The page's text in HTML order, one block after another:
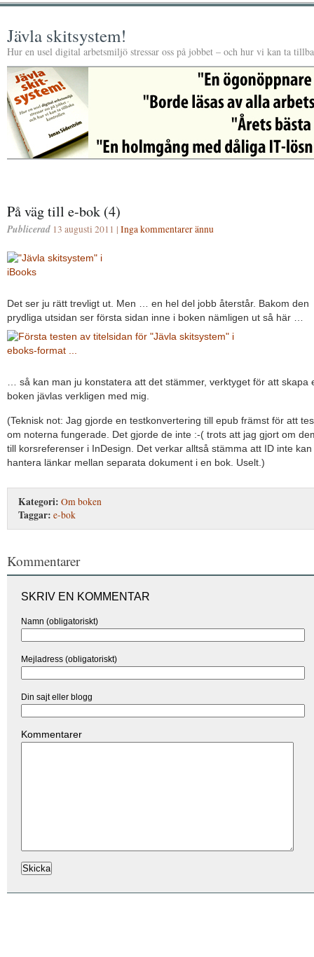
Jävla skitsystem!
Hur en usel digital arbetsmiljö stressar oss på jobbet – och hur vi kan ta
På väg till e-bok (4)
Publicerad 13 augusti 2011 | Inga kommentarer ännu
Det ser ju rätt trevligt ut. Men … en hel del jobb återstår. Bakom den
prydliga utsidan ser första sidan inne i boken nämligen ut så här …
… så kan man ju konstatera att det stämmer, verktyget för att skapa
boken jävlas verkligen med mig.
(Teknisk not: Jag gjorde en testkonvertering till epub främst för att
om noterna fungerade. Det gjorde de inte :-( trots att jag gjort om
till korsreferenser i InDesign. Det verkar alltså stämma att ID inte kan
hantera länkar mellan separata dokument i en bok. Uselt.)
Kategori: Om boken
Taggar: e-bok
Kommentarer
SKRIV EN KOMMENTAR
Namn (obligatoriskt)
Mejladress (obligatoriskt)
Din sajt eller blogg
Kommentarer